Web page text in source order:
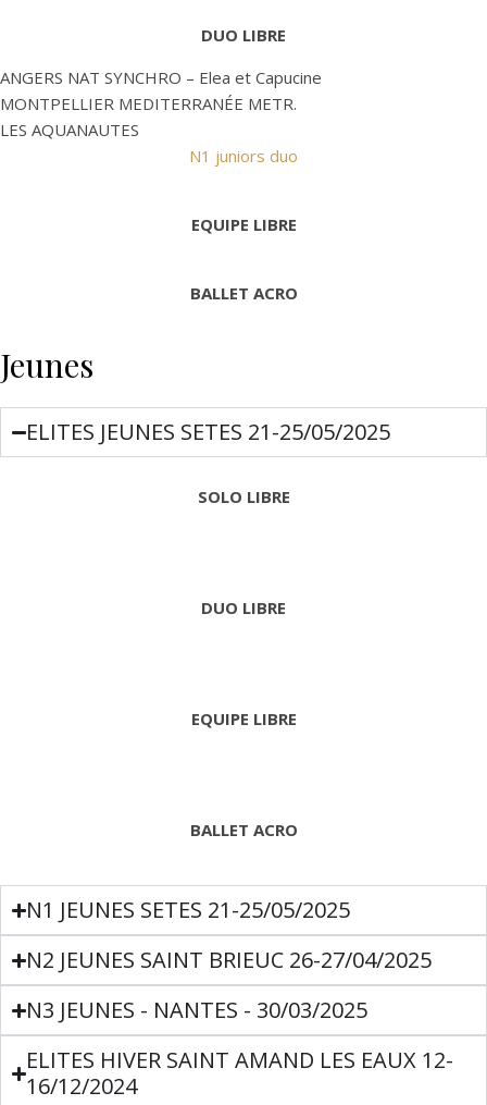
DUO LIBRE
ANGERS NAT SYNCHRO – Elea et Capucine
MONTPELLIER MEDITERRANÉE METR.
LES AQUANAUTES
N1 juniors duo
EQUIPE LIBRE
BALLET ACRO
Jeunes
ELITES JEUNES SETES 21-25/05/2025
SOLO LIBRE
DUO LIBRE
EQUIPE LIBRE
BALLET ACRO
N1 JEUNES SETES 21-25/05/2025
N2 JEUNES SAINT BRIEUC 26-27/04/2025
N3 JEUNES - NANTES - 30/03/2025
ELITES HIVER SAINT AMAND LES EAUX 12-
16/12/2024